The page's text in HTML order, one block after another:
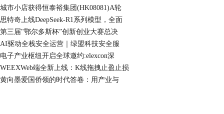
城市小店获得恒泰裕集团(HK08081)A轮
思特奇上线DeepSeek-R1系列模型，全面
第三届"鄂尔多斯杯”创新创业大赛总决
AI驱动全栈安全运营｜绿盟科技安全服
电子产业枢纽开启全球邀约:elexcon深
WEEXWeb端全新上线：K线拖拽止盈止损
黄向墨爱国侨领的时代答卷：用产业与